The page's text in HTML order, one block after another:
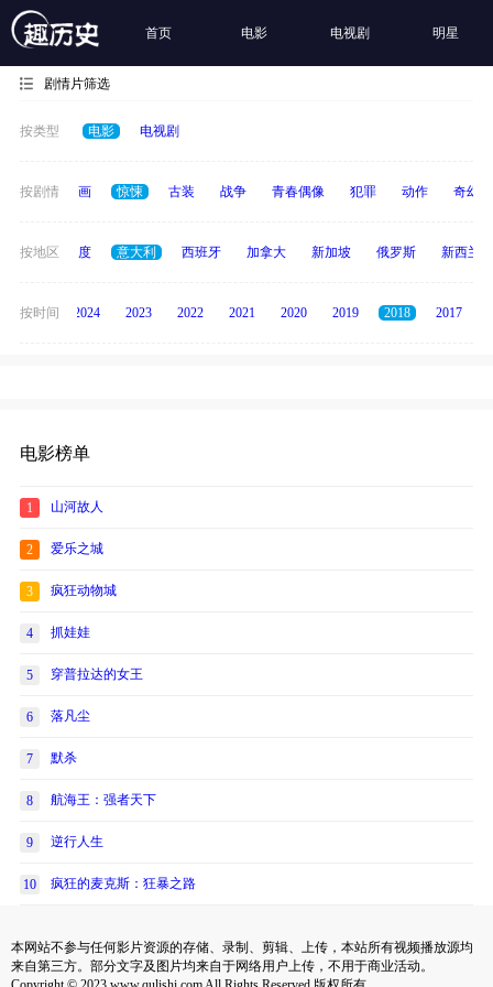
首页 电影 电视剧 明星
剧情片筛选
按类型 电影 电视剧
按剧情
悬疑 动画 惊悚 古装 战争 青春偶像 犯罪 动作 奇幻
按地区
泰国 印度 意大利 西班牙 加拿大 新加坡 俄罗斯 新西兰
按时间
2025 2024 2023 2022 2021 2020 2019 2018 2017
电影榜单
1 山河故人
2 爱乐之城
3 疯狂动物城
4 抓娃娃
5 穿普拉达的女王
6 落凡尘
7 默杀
8 航海王：强者天下
9 逆行人生
10 疯狂的麦克斯：狂暴之路
本网站不参与任何影片资源的存储、录制、剪辑、上传，本站所有视频播放源均
来自第三方。部分文字及图片均来自于网络用户上传，不用于商业活动。